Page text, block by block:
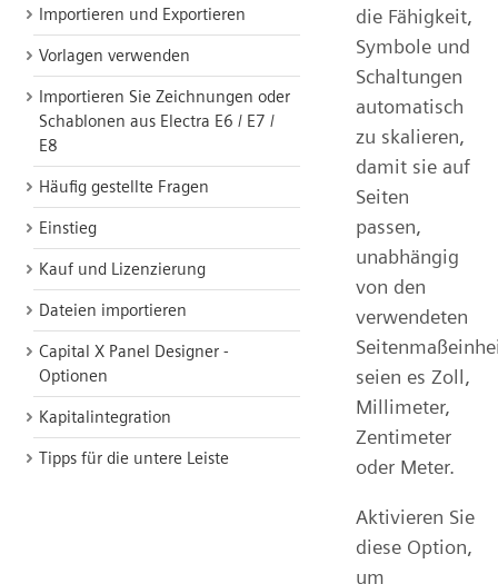
Importieren und Exportieren
Vorlagen verwenden
Importieren Sie Zeichnungen oder
Schablonen aus Electra E6 / E7 /
E8
Häufig gestellte Fragen
Einstieg
Kauf und Lizenzierung
Dateien importieren
Capital X Panel Designer -
Optionen
Kapitalintegration
Tipps für die untere Leiste
die Fähigkeit,
Symbole und
Schaltungen
automatisch
zu skalieren,
damit sie auf
Seiten
passen,
unabhängig
von den
verwendeten
seien es Zoll,
Millimeter,
Zentimeter
oder Meter.
Aktivieren Sie
diese Option,
um